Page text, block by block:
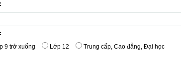
9 trở xuống
Lớp 12
Trung cấp, Cao đẳng, Đại học